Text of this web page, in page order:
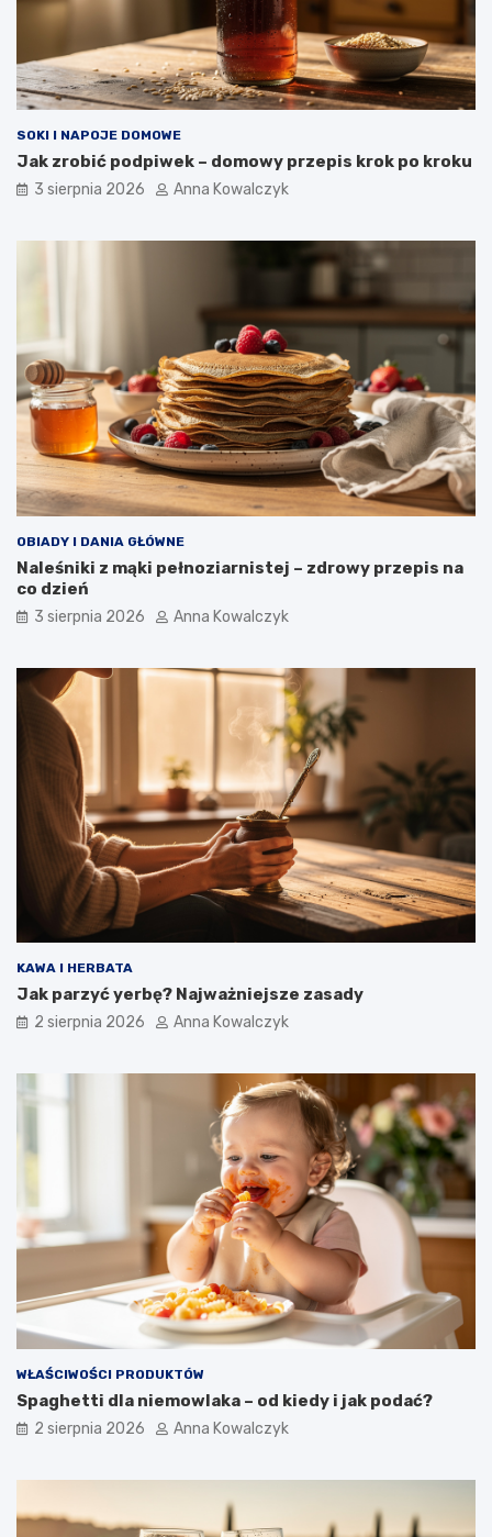
SOKI I NAPOJE DOMOWE
Jak zrobić podpiwek – domowy przepis krok po kroku
3 sierpnia 2026 Anna Kowalczyk
OBIADY I DANIA GŁÓWNE
Naleśniki z mąki pełnoziarnistej – zdrowy przepis na
co dzień
3 sierpnia 2026 Anna Kowalczyk
KAWA I HERBATA
Jak parzyć yerbę? Najważniejsze zasady
2 sierpnia 2026 Anna Kowalczyk
WŁAŚCIWOŚCI PRODUKTÓW
Spaghetti dla niemowlaka – od kiedy i jak podać?
2 sierpnia 2026 Anna Kowalczyk